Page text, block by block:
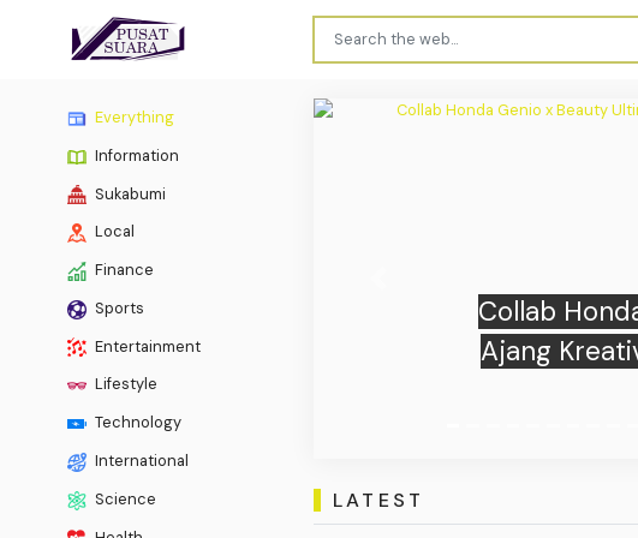
Everything
Information
Sukabumi
Local
Finance
Sports
Entertainment
Lifestyle
Technology
International
Science
LATEST